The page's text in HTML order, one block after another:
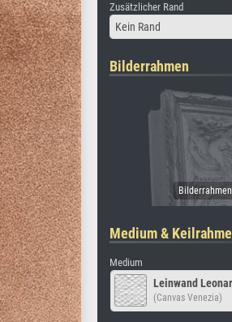
Zusätzlicher Rand
Kein Rand
Bilderrahmen
Medium &
Medium
Leinwand
(Canvas Venezia)